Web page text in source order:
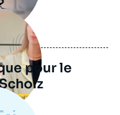
pour le